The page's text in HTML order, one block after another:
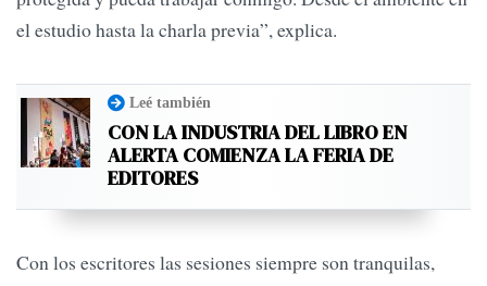
el estudio hasta la charla previa”, explica.
Leé también
CON LA INDUSTRIA DEL LIBRO EN
ALERTA COMIENZA LA FERIA DE
EDITORES
Con los escritores las sesiones siempre son tranquilas,